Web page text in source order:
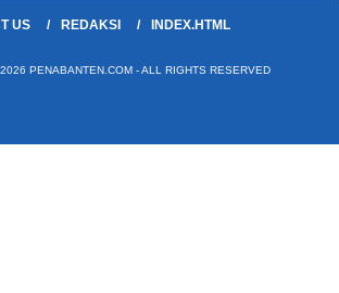
US REDAKSI INDEX.HTML
PENABANTEN.COM - ALL RIGHTS RESERVED